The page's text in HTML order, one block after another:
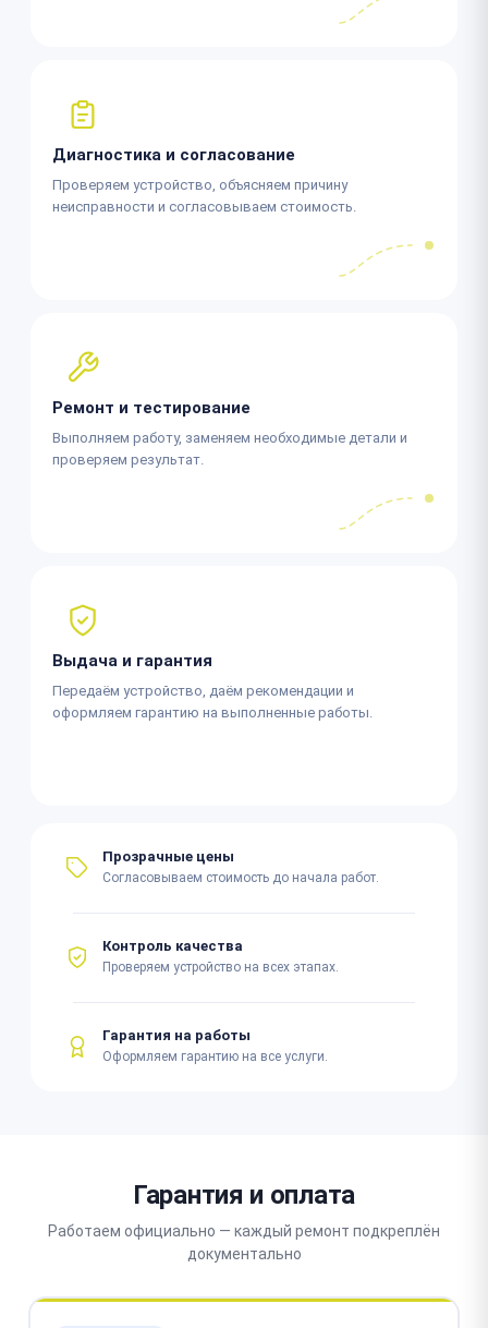
Диагностика и согласование
Проверяем устройство, объясняем причину
неисправности и согласовываем стоимость.
Ремонт и тестирование
Выполняем работу, заменяем необходимые детали и
проверяем результат.
Выдача и гарантия
Передаём устройство, даём рекомендации и
оформляем гарантию на выполненные работы.
Прозрачные цены
Согласовываем стоимость до начала работ.
Контроль качества
Проверяем устройство на всех этапах.
Гарантия на работы
Оформляем гарантию на все услуги.
Гарантия и оплата
Работаем официально — каждый ремонт подкреплён
документально